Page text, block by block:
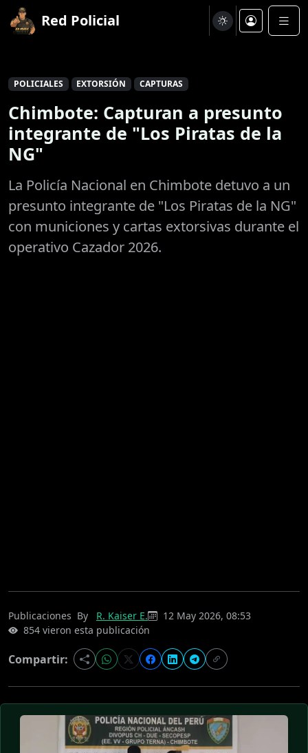
Red Policial
POLICIALES EXTORSIÓN CAPTURAS
Chimbote: Capturan a presunto
integrante de "Los Piratas de la
NG"
La Policía Nacional en Chimbote detuvo a un
presunto integrante de "Los Piratas de la NG"
con municiones y cartas extorsivas durante el
operativo Cazador 2026.
Publicaciones By R. Kaiser E.
12 May 2026, 08:53
854 vieron esta publicación
Compartir: